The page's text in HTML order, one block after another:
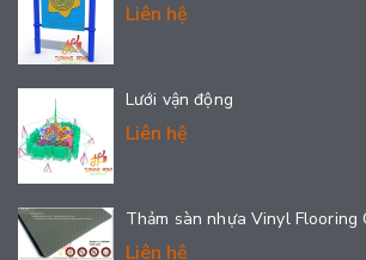
Liên hệ
Lưới vận động
Liên hệ
Thảm sàn nhựa Vinyl Flooring
Liên hệ